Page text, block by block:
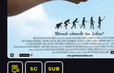
SC SUB